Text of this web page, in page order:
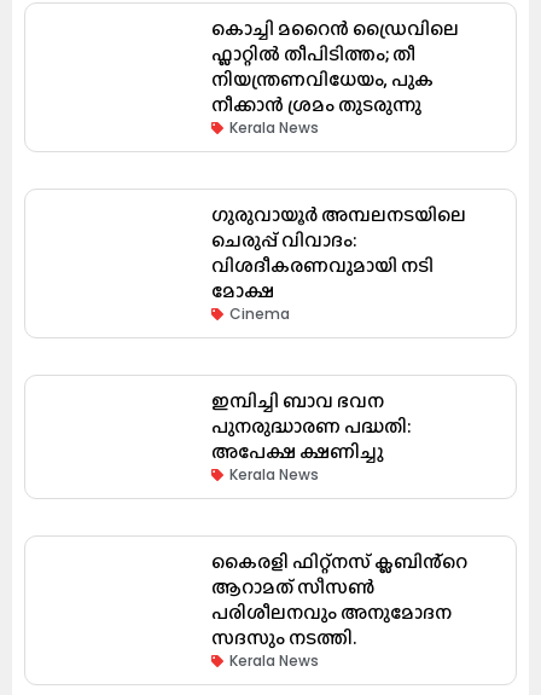
കൊച്ചി മറൈൻ ഡ്രൈവിലെ
ഫ്ലാറ്റിൽ തീപിടിത്തം; തീ
നിയന്ത്രണവിധേയം, പുക
നീക്കാൻ ശ്രമം തുടരുന്നു
Kerala News
ഗുരുവായൂർ അമ്പലനടയിലെ
ചെരുപ്പ് വിവാദം:
വിശദീകരണവുമായി നടി
മോക്ഷ
Cinema
ഇമ്പിച്ചി ബാവ ഭവന
പുനരുദ്ധാരണ പദ്ധതി:
അപേക്ഷ ക്ഷണിച്ചു
Kerala News
കൈരളി ഫിറ്റ്നസ് ക്ലബിൻ്റെ
ആറാമത് സീസൺ
പരിശീലനവും അനുമോദന
സദസും നടത്തി.
Kerala News